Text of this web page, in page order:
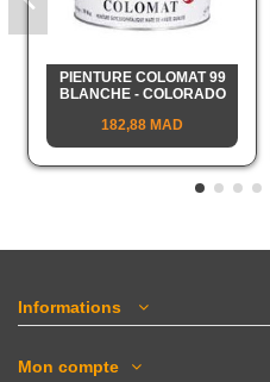
PIENTURE COLOMAT 99
BLANCHE - COLORADO
182,88 MAD
Informations
Mon compte